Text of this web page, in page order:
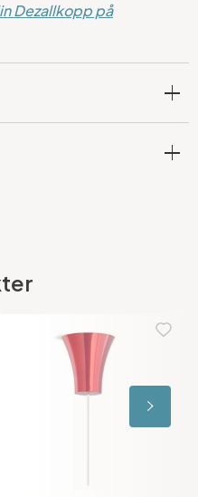
Dezallkopp på